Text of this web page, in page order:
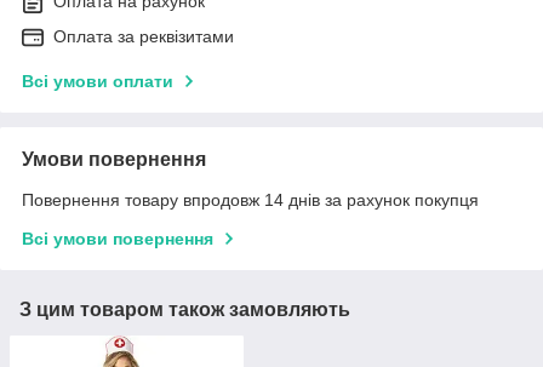
Оплата за реквізитами
Всі умови оплати
Умови повернення
Повернення товару впродовж 14 днів за рахунок покупця
Всі умови повернення
З цим товаром також замовляють